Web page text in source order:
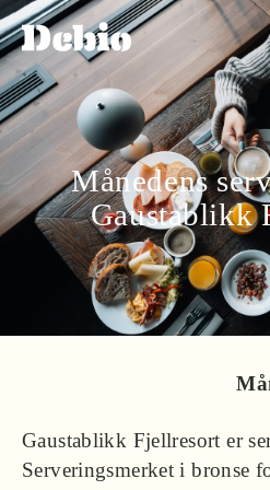
Månedens
Gaustablikk
Gaustablikk Fjellresort er
Serveringsmerket i bronse